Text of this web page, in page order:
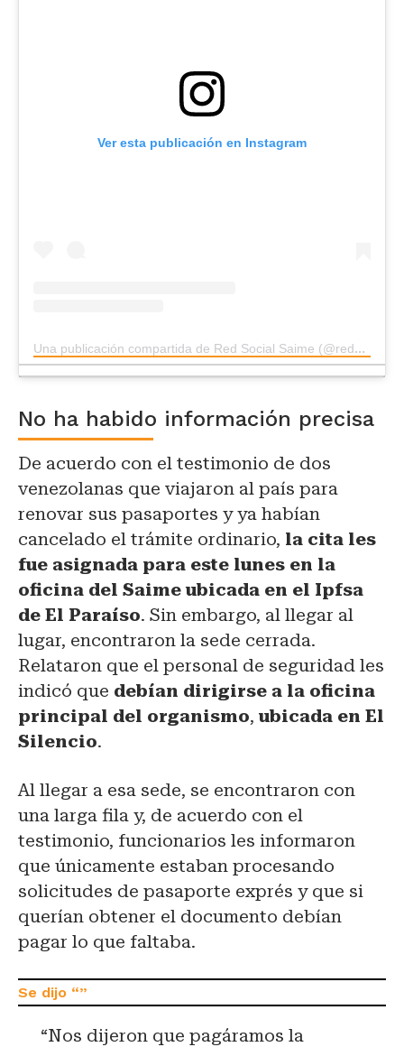
Ver esta publicación en Instagram
Una publicación compartida de Red Social Saime (@redsocialsaime)
No ha habido información precisa
De acuerdo con el testimonio de dos
venezolanas que viajaron al país para
renovar sus pasaportes y ya habían
cancelado el trámite ordinario, la cita les
fue asignada para este lunes en la
oficina del Saime ubicada en el Ipfsa
de El Paraíso. Sin embargo, al llegar al
lugar, encontraron la sede cerrada.
Relataron que el personal de seguridad les
indicó que debían dirigirse a la oficina
principal del organismo, ubicada en El
Silencio.
Al llegar a esa sede, se encontraron con
una larga fila y, de acuerdo con el
testimonio, funcionarios les informaron
que únicamente estaban procesando
solicitudes de pasaporte exprés y que si
querían obtener el documento debían
pagar lo que faltaba.
“Nos dijeron que pagáramos la